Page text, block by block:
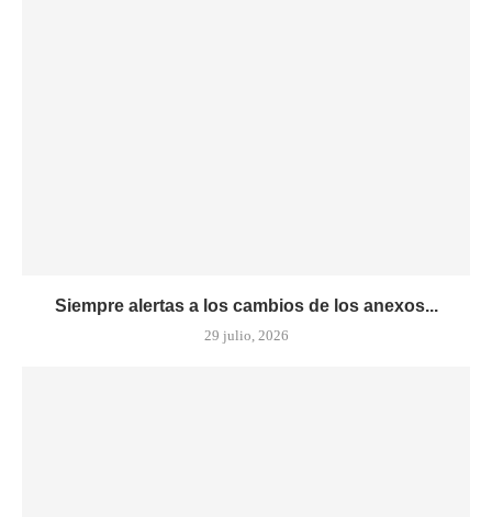
Siempre alertas a los cambios de los anexos...
29 julio, 2026